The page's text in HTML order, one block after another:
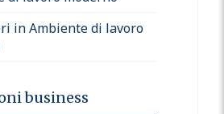
in Ambiente di lavoro
business